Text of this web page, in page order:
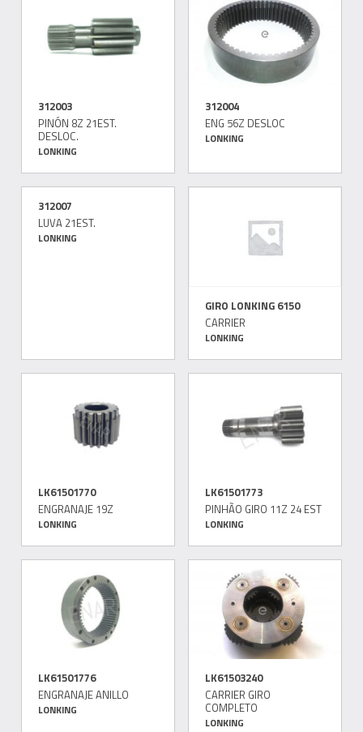
312003
PINÓN 8Z 21EST.
DESLOC.
LONKING
312004
ENG 56Z DESLOC
LONKING
312007
LUVA 21EST.
LONKING
GIRO LONKING 6150
CARRIER
LONKING
LK61501770
ENGRANAJE 19Z
LONKING
LK61501773
PINHÃO GIRO 11Z 24 EST
LONKING
LK61501776
ENGRANAJE ANILLO
LONKING
LK61503240
CARRIER GIRO
COMPLETO
LONKING